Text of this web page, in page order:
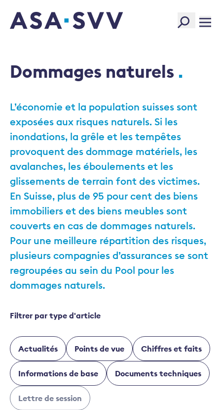
SVV Logo
Dommages naturels
L’économie et la population suisses sont
exposées aux risques naturels. Si les
inondations, la grêle et les tempêtes
provoquent des dommage matériels, les
avalanches, les éboulements et les
glissements de terrain font des victimes.
En Suisse, plus de 95 pour cent des biens
immobiliers et des biens meubles sont
couverts en cas de dommages naturels.
Pour une meilleure répartition des risques,
plusieurs compagnies d’assurances se sont
regroupées au sein du Pool pour les
dommages naturels.
Filtrer par type d'article
Actualités Points de vue Chiffres et faits
Informations de base Documents techniques
Lettre de session